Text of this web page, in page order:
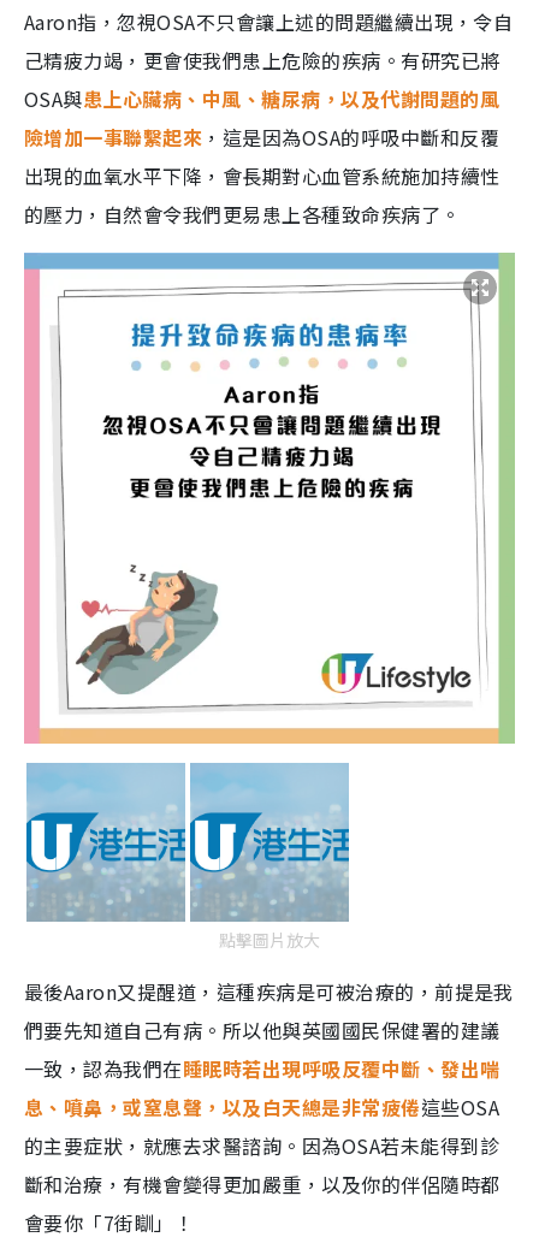
Aaron指，忽視OSA不只會讓上述的問題繼續出現，令自
己精疲力竭，更會使我們患上危險的疾病。有研究已將
OSA與患上心臟病、中風、糖尿病，以及代謝問題的風
險增加一事聯繫起來 ，這是因為OSA的呼吸中斷和反覆
出現的血氧水平下降，會長期對心血管系統施加持續性
的壓力，自然會令我們更易患上各種致命疾病了。
點擊圖片放大
最後Aaron又提醒道，這種疾病是可被治療的，前提是我
們要先知道自己有病。所以他與英國國民保健署的建議
一致，認為我們在睡眠時若出現呼吸反覆中斷、發出喘
息、噴鼻，或窒息聲，以及白天總是非常疲倦這些OSA
的主要症狀，就應去求醫諮詢。因為OSA若未能得到診
斷和治療，有機會變得更加嚴重，以及你的伴侶隨時都
會要你「7街瞓」！